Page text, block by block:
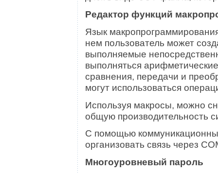
Редактор функций
Язык
нем пользователь может
выполняемые
выполняться
сравнения, передачи и
могут использоваться
Используя макросы, можно
общую производительность
С помощью
организовать связь через
Многоуровневый пароль